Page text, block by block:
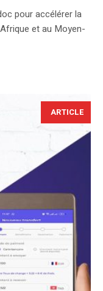
pour accélérer la
et au Moyen-
ARTICLE